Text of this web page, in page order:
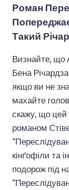
Роман
Такий
Визнайте, що
Бена
якщо ви не
махайте
скажу, що цей
романом
кінґофіли та
подорож під